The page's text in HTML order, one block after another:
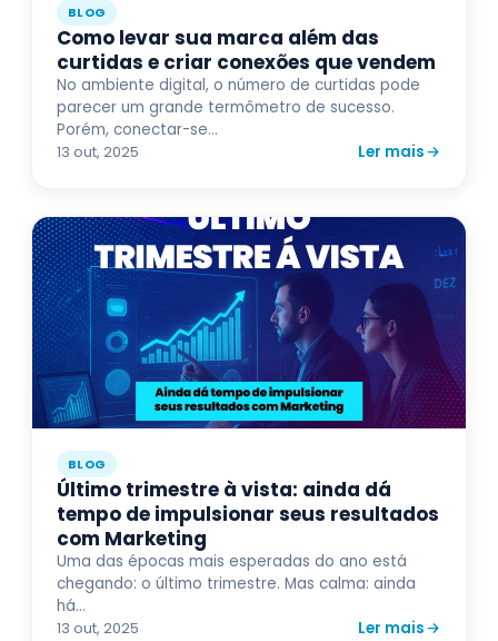
BLOG
Como levar sua marca além das
curtidas e criar conexões que vendem
No ambiente digital, o número de curtidas pode
parecer um grande termômetro de sucesso.
Porém, conectar-se...
13 out, 2025
Ler mais
BLOG
Último trimestre à vista: ainda dá
tempo de impulsionar seus resultados
com Marketing
Uma das épocas mais esperadas do ano está
chegando: o último trimestre. Mas calma: ainda
há...
13 out, 2025
Ler mais